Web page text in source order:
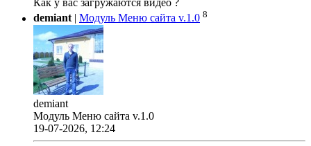
Как у вас загружаются видео ?
demiant| Модуль Меню сайта v.1.0 8
demiant
Модуль Меню сайта v.1.0
19-07-2026, 12:24